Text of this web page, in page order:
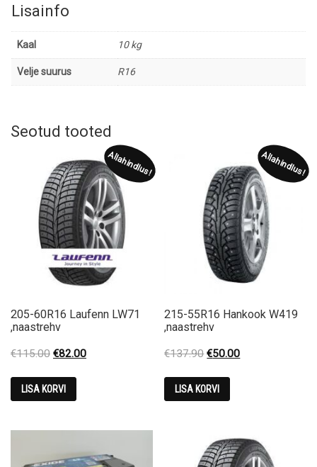
Lisainfo
Kaal 10 kg
Velje suurus R16
Seotud tooted
Allahindlus!
205-60R16 Laufenn LW71
,naastrehv
€115.00 Original
was:
€115.00.
€82.00Current
LISA KORVI
Allahindlus!
215-55R16 Hankook W419
,naastrehv
€137.90 Original
was:
€137.90.
€50.00Current
LISA KORVI